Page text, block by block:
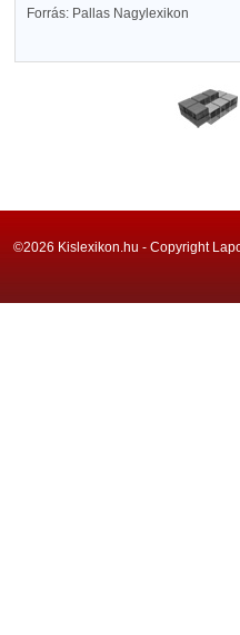
Forrás: Pallas Nagylexikon
©2026 Kislexikon.hu - Copyright